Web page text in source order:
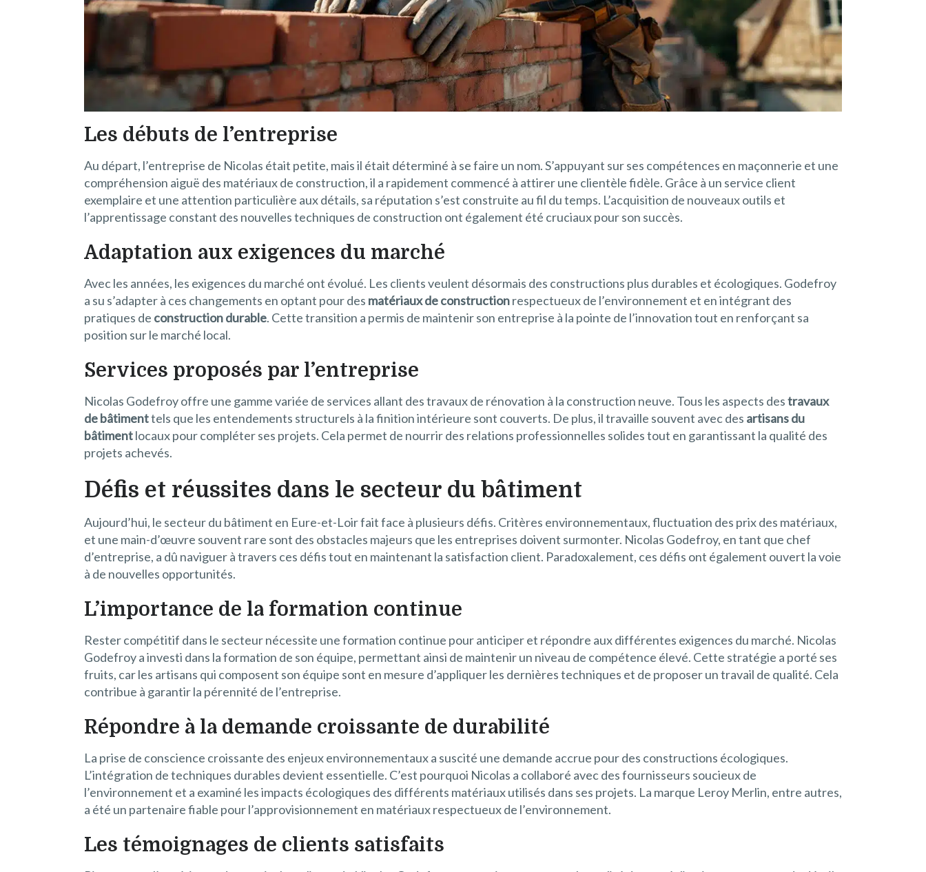
Les débuts de l’entreprise
Au départ, l’entreprise de Nicolas était petite, mais il était déterminé à se faire un nom. S’appuyant sur ses compétences en maçonnerie et une
compréhension aiguë des matériaux de construction, il a rapidement commencé à attirer une clientèle fidèle. Grâce à un service client
exemplaire et une attention particulière aux détails, sa réputation s’est construite au fil du temps. L’acquisition de nouveaux outils et
l’apprentissage constant des nouvelles techniques de construction ont également été cruciaux pour son succès.
Adaptation aux exigences du marché
Avec les années, les exigences du marché ont évolué. Les clients veulent désormais des constructions plus durables et écologiques. Godefroy
a su s’adapter à ces changements en optant pour des matériaux de constructionrespectueux de l’environnement et en intégrant des
pratiques de construction durable. Cette transition a permis de maintenir son entreprise à la pointe de l’innovation tout en renforçant sa
position sur le marché local.
Services proposés par l’entreprise
Nicolas Godefroy offre une gamme variée de services allant des travaux de rénovation à la construction neuve. Tous les aspects destravaux
de bâtimenttels que les entendements structurels à la finition intérieure sont couverts. De plus, il travaille souvent avec des artisans du
bâtimentlocaux pour compléter ses projets. Cela permet de nourrir des relations professionnelles solides tout en garantissant la qualité des
projets achevés.
Défis et réussites dans le secteur du bâtiment
Aujourd’hui, le secteur du bâtiment en Eure-et-Loir fait face à plusieurs défis. Critères environnementaux, fluctuation des prix des matériaux,
et une main-d’œuvre souvent rare sont des obstacles majeurs que les entreprises doivent surmonter. Nicolas Godefroy, en tant que chef
d’entreprise, a dû naviguer à travers ces défis tout en maintenant la satisfaction client. Paradoxalement, ces défis ont également ouvert la voie
à de nouvelles opportunités.
L’importance de la formation continue
Rester compétitif dans le secteur nécessite une formation continue pour anticiper et répondre aux différentes exigences du marché. Nicolas
Godefroy a investi dans la formation de son équipe, permettant ainsi de maintenir un niveau de compétence élevé. Cette stratégie a porté ses
fruits, car les artisans qui composent son équipe sont en mesure d’appliquer les dernières techniques et de proposer un travail de qualité. Cela
contribue à garantir la pérennité de l’entreprise.
Répondre à la demande croissante de durabilité
La prise de conscience croissante des enjeux environnementaux a suscité une demande accrue pour des constructions écologiques.
L’intégration de techniques durables devient essentielle. C’est pourquoi Nicolas a collaboré avec des fournisseurs soucieux de
l’environnement et a examiné les impacts écologiques des différents matériaux utilisés dans ses projets. La marque Leroy Merlin, entre autres,
a été un partenaire fiable pour l’approvisionnement en matériaux respectueux de l’environnement.
Les témoignages de clients satisfaits